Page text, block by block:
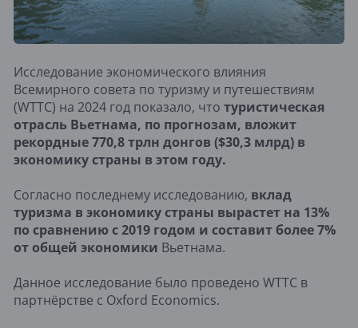
Исследование экономического влияния
Всемирного совета по туризму и путешествиям
(WTTC) на 2024 год показало, что туристическая
отрасль Вьетнама, по прогнозам, вложит
рекордные 770,8 трлн донгов ($30,3 млрд) в
экономику страны в этом году.
Согласно последнему исследованию, вклад
туризма в экономику страны вырастет на 13%
по сравнению с 2019 годом и составит более 7%
от общей экономики Вьетнама.
Данное исследование было проведено WTTC в
партнёрстве с Oxford Economics.